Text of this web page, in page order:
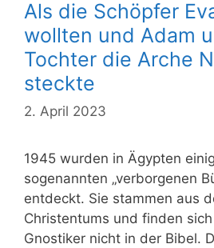
Als die Schöpfer
wollten und Adam
Tochter die Arche
steckte
2. April 2023
1945 wurden in Ägypten
sogenannten „verborgenen
entdeckt. Sie stammen aus
Christentums und finden
Gnostiker nicht in der Bibel.